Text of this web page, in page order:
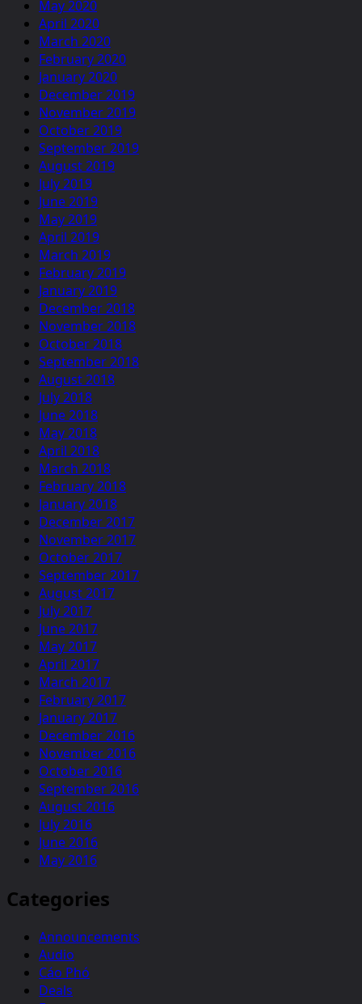
May 2020
April 2020
March 2020
February 2020
January 2020
December 2019
November 2019
October 2019
September 2019
August 2019
July 2019
June 2019
May 2019
April 2019
March 2019
February 2019
January 2019
December 2018
November 2018
October 2018
September 2018
August 2018
July 2018
June 2018
May 2018
April 2018
March 2018
February 2018
January 2018
December 2017
November 2017
October 2017
September 2017
August 2017
July 2017
June 2017
May 2017
April 2017
March 2017
February 2017
January 2017
December 2016
November 2016
October 2016
September 2016
August 2016
July 2016
June 2016
May 2016
Categories
Announcements
Audio
Cáo Phó
Deals